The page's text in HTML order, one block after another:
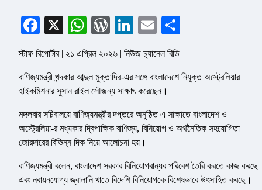
Facebook
X WhatsApp
WordPress
LinkedIn
Email
স্টাফ রিপোর্টার | ২১ এপ্রিল ২০২৬ | নিউজ চ্যানেল বিডি
বাণিজ্যমন্ত্রী খন্দকার আব্দুল মুক্তাদির-এর সঙ্গে বাংলাদেশে নিযুক্ত অস্ট্রেলিয়ার
হাইকমিশনার সুসান রাইল সৌজন্য সাক্ষাৎ করেছেন।
মঙ্গলবার সচিবালয়ে বাণিজ্যমন্ত্রীর দপ্তরে অনুষ্ঠিত এ সাক্ষাতে বাংলাদেশ ও
অস্ট্রেলিয়া-র মধ্যকার দ্বিপাক্ষিক বাণিজ্য, বিনিয়োগ ও অর্থনৈতিক সহযোগিতা
জোরদারের বিভিন্ন দিক নিয়ে আলোচনা হয়।
বাণিজ্যমন্ত্রী বলেন, বাংলাদেশ সরকার বিনিয়োগবান্ধব পরিবেশ তৈরি করতে কাজ করছে
এবং নবায়নযোগ্য জ্বালানি খাতে বিদেশি বিনিয়োগকে বিশেষভাবে উৎসাহিত করছে।